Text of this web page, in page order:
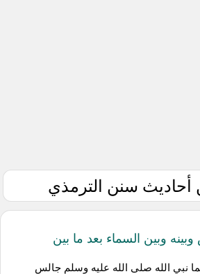
أحاديث سنن الترمذي
وبين السماء بعد ما بين
نبي الله صلى الله عليه وسلم جالس